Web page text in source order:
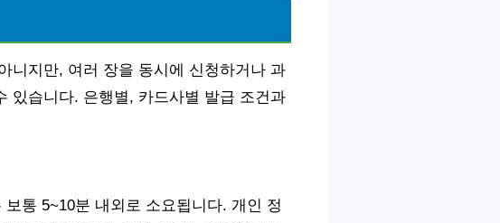
니지만, 여러 장을 동시에 신청하거나 과
있습니다. 은행별, 카드사별 발급 조건과
통 5~10분 내외로 소요됩니다. 개인 정